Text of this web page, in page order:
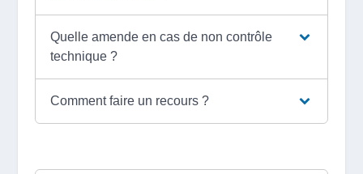
Quelle amende en cas de non contrôle
technique ?
Comment faire un recours ?